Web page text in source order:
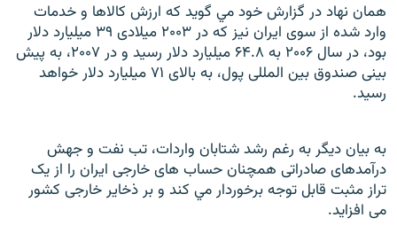
همان نهاد در گزارش خود مي گويد که ارزش کالاها و خدمات
وارد شده از سوی ايران نيز که در ۲۰۰۳ ميلادی ۳۹ ميليارد دلار
بود، در سال ۲۰۰۶ به ۶۴.۸ ميليارد دلار رسيد و در ۲۰۰۷، به پيش
بينی صندوق بين المللی پول، به بالای ۷۱ ميليارد دلار خواهد
رسيد.
به بيان ديگر به رغم رشد شتابان واردات، تب نفت و جهش
درآمدهای صادراتی همچنان حساب های خارجی ايران را از يک
تراز مثبت قابل توجه برخوردار مي کند و بر ذخاير خارجی کشور
می افزايد.